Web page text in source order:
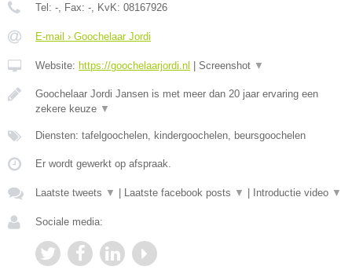
Tel: - , Fax: - , KvK: 08167926
E-mail › Goochelaar Jordi
Website: https://goochelaarjordi.nl Screenshot ▼
Goochelaar Jordi Jansen is met meer dan 20 jaar ervaring een
zekere keuze ▼
Diensten: tafelgoochelen, kindergoochelen, beursgoochelen
Er wordt gewerkt op afspraak.
Laatste tweets ▼ Laatste facebook posts ▼ Introductie video ▼
Sociale media: